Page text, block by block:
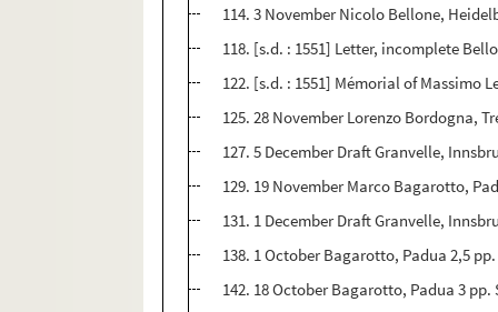
114. 3 November Nicolo Bellone,
118. [s.d. : 1551] Letter, incomplete
122. [s.d. : 1551] Mémorial of Massimo
125. 28 November Lorenzo Bordogna,
127. 5 December Draft Granvelle,
129. 19 November Marco Bagarotto,
131. 1 December Draft Granvelle,
138. 1 October Bagarotto, Padua 2,5
142. 18 October Bagarotto, Padua 3